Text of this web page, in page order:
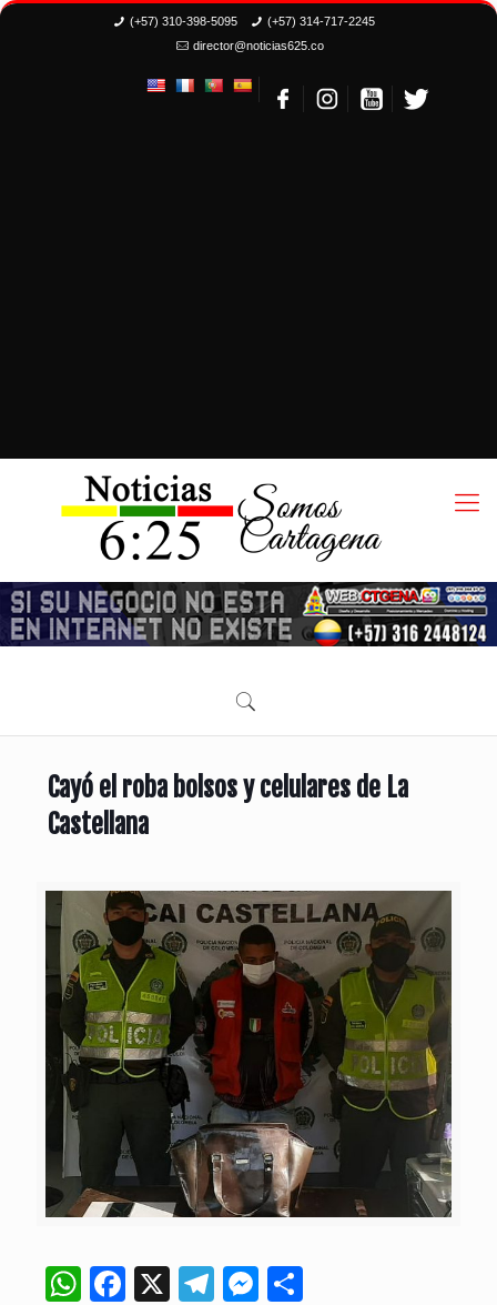
(+57) 310-398-5095
(+57) 314-717-2245
director@noticias625.co
Cayó el roba bolsos y celulares de La
Castellana
WhatsApp
Facebook
X Telegram
Messenger